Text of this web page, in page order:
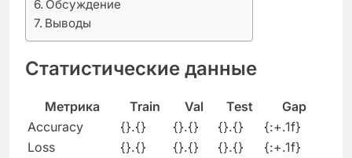
Обсуждение
Выводы
Статистические данные
Метрика Train Val Test
Gap
Accuracy
{}.{} {}.{} {}.{}
{:+.1f}
Loss
{}.{} {}.{} {}.{}
{:+.1f}